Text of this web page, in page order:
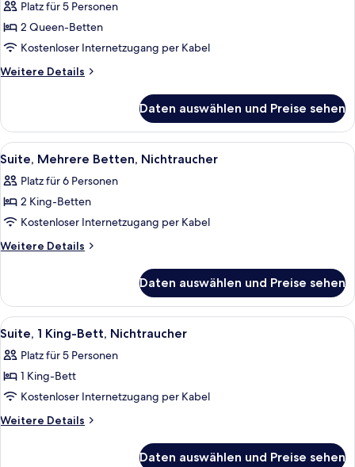
für
Zimmer,
2 Queen-
Betten,
Platz für 5 Personen
2 Queen-Betten
Kostenloser Internetzugang per Kabel
Weitere Details
Weitere
2 Queen-
Betten,
Nichtraucher
Daten auswählen und Preise sehen
Alle
Fotos
für
Suite,
Mehrere
Betten,
Ein Hotelzimmer mit einem großen
3
Suite, Mehrere Betten, Nichtraucher
Platz für 6 Personen
2 King-Betten
Kostenloser Internetzugang per Kabel
Weitere Details
Weitere
Mehrere
Betten,
Nichtraucher
Daten auswählen und Preise sehen
Alle
Fotos
für
Suite,
1 King-
Bett,
Ein Hotelzimmer mit einem großen
3
Suite, 1 King-Bett, Nichtraucher
Platz für 5 Personen
1 King-Bett
Kostenloser Internetzugang per Kabel
Weitere Details
Weitere
Daten auswählen und Preise sehen